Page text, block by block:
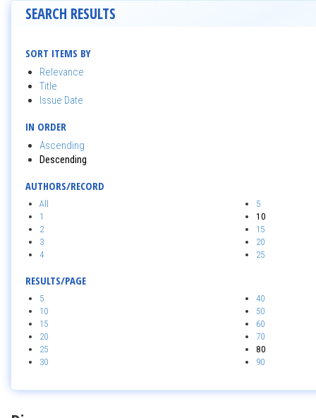
SEARCH RESULTS
SORT ITEMS BY
Relevance
Title
Issue Date
IN ORDER
Ascending
Descending
AUTHORS/RECORD
All
1
2
3
4
5
10
15
20
25
RESULTS/PAGE
5
10
15
20
25
30
40
50
60
70
80
90